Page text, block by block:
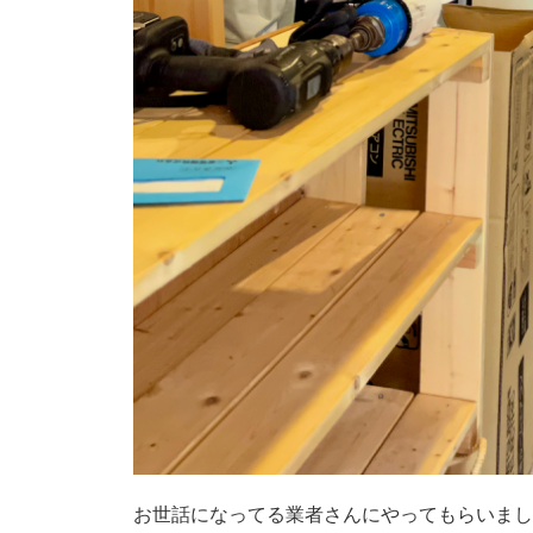
お世話になってる業者さんにやってもらいま